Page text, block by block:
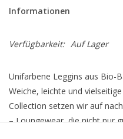
Informationen
Verfügbarkeit: Auf Lager
Unifarbene Leggins aus Bio-
Weiche, leichte und
Collection setzen wir auf
– Loungewear, die nicht nur